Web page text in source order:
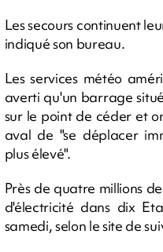
Les secours continuent
indiqué son bureau.
Les services météo
averti qu'un barrage
sur le point de céder et
aval de "se déplacer
plus élevé".
Près de quatre millions
d'électricité dans dix
samedi, selon le site de